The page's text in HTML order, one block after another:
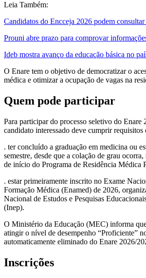
Leia Também:
Candidatos do Encceja 2026 podem
Prouni abre prazo para comprovar
Ideb mostra avanço da educação básica no
O Enare tem o objetivo de democratizar o
médica e otimizar a ocupação de vagas na
Quem pode participar
Para participar do processo seletivo do Enare
candidato interessado deve cumprir requisitos
. ter concluído a graduação em medicina ou
semestre, desde que a colação de grau
de início do Programa de Residência Médica
. estar primeiramente inscrito no Exame
Formação Médica (Enamed) de 2026,
Nacional de Estudos e Pesquisas
(Inep).
O Ministério da Educação (MEC) informa
atingir o nível de desempenho “Proficiente”
automaticamente eliminado do Enare 2026/
Inscrições